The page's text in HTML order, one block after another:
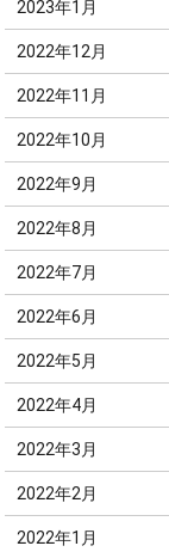
2023年1月
2022年12月
2022年11月
2022年10月
2022年9月
2022年8月
2022年7月
2022年6月
2022年5月
2022年4月
2022年3月
2022年2月
2022年1月